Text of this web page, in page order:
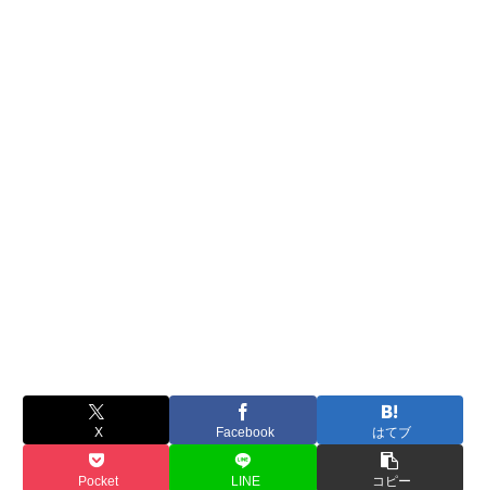
X Facebook はてブ
Pocket LINE コピー